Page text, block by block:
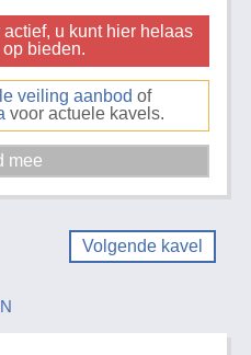
u kunt hier helaas
bieden.
veiling aanbod of
voor actuele kavels.
Volgende kavel